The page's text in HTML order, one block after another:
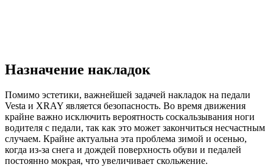
Назначение накладок
Помимо эстетики, важнейшей задачей накладок на педали
Vesta и XRAY является безопасность. Во время движения
крайне важно исключить вероятность соскальзывания ноги
водителя с педали, так как это может закончиться несчастным
случаем. Крайне актуальна эта проблема зимой и осенью,
когда из-за снега и дождей поверхность обуви и педалей
постоянно мокрая, что увеличивает скольжение.